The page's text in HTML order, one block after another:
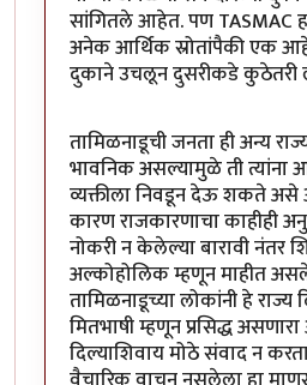
सांगितले आहेत. पण TASMAC
अनेक आर्थिक स्रोतांपैकी एक
दुकाने उचलून दुसरीकडे कुठेतरी
तामिळनाडूची जनता ही अन्य
भावनिक असल्यामुळे ती त्यांना
व्यक्तीला निवडून देऊ शकते
कारण राजकारणाचा काहीही
नोकरी न केलेल्या बारावी नंतर
अल्कोहोलिक म्हणून माहीत
तामिळनाडूच्या लोकांनी हे
मितभाषी म्हणून प्रसिद्ध
दिल्याशिवाय मोठे संवाद न